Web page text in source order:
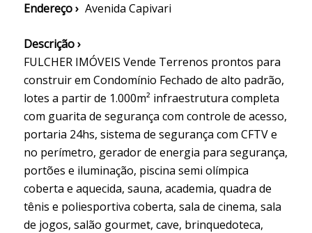
Endereço › Avenida Capivari
Descrição ›
FULCHER IMÓVEIS Vende Terrenos prontos para
construir em Condomínio Fechado de alto padrão,
lotes a partir de 1.000m² infraestrutura completa
com guarita de segurança com controle de acesso,
portaria 24hs, sistema de segurança com CFTV e
no perímetro, gerador de energia para segurança,
portões e iluminação, piscina semi olímpica
coberta e aquecida, sauna, academia, quadra de
tênis e poliesportiva coberta, sala de cinema, sala
de jogos, salão gourmet, cave, brinquedoteca,